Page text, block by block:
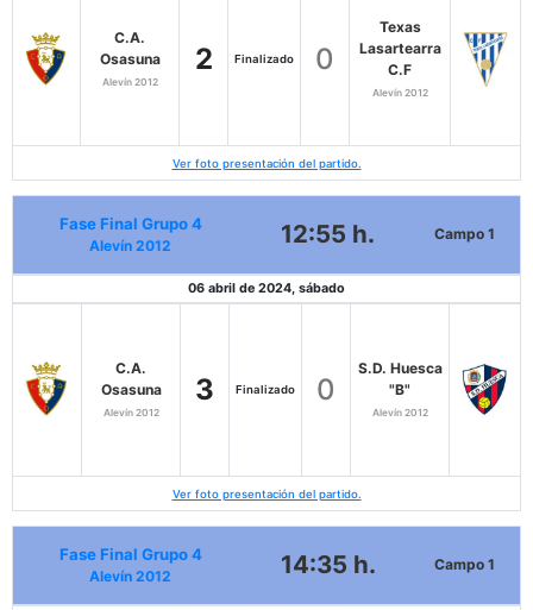
C.A.
Osasuna
Alevín 2012
2 Finalizado 0
Texas
Lasartearra
C.F
Alevín 2012
Ver foto presentación del partido.
Fase Final Grupo 4
Alevín 2012 12:55 h. Campo 1
06 abril de 2024, sábado
C.A.
Osasuna
Alevín 2012
3 Finalizado 0
S.D. Huesca
"B"
Alevín 2012
Ver foto presentación del partido.
Fase Final Grupo 4
Alevín 2012 14:35 h. Campo 1